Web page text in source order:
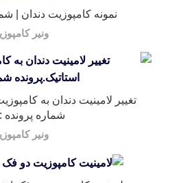
نمونه کامپوزیت دندان |
ونیر
تغییر لامینیت دندان به
شماره پرونده : 6177
ونیر